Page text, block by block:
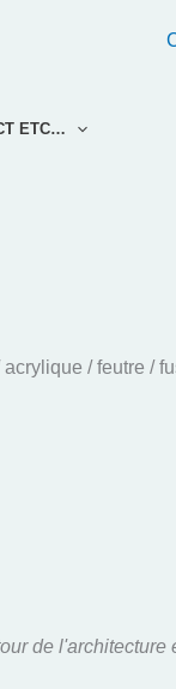
ETC…
/ feutre /
de l'architecture